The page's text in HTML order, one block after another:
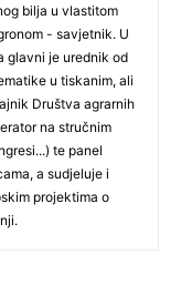
bilja u vlastitom
- savjetnik. U
glavni je urednik od
u tiskanim, ali
Društva agrarnih
na stručnim
te panel
a sudjeluje i
projektima o